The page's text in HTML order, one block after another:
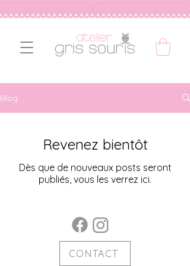
Blog
Revenez bientôt
Dès que de nouveaux posts seront
publiés, vous les verrez ici.
CONTACT